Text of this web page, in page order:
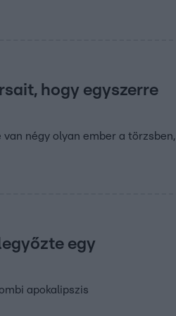
hogy egyszerre
négy olyan ember a törzsben,
egy
apokalipszis